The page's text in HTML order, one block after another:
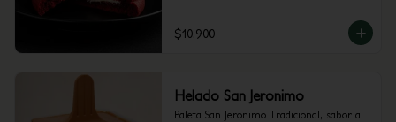
$10.900
Helado San Jeronimo
Paleta San Jeronimo Tradicional, sabor a